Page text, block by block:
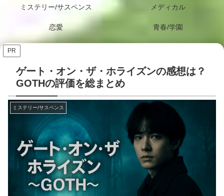
ミステリー/サスペンス メディカル
恋愛 青春/学園
PR
ゲート・オン・ザ・ホライズンの感想は？
GOTHの評価を総まとめ
ミステリー/サスペンス